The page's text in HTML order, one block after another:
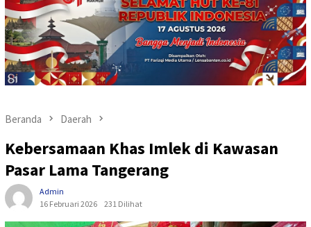
Beranda Daerah
Kebersamaan Khas Imlek di Kawasan
Pasar Lama Tangerang
Admin
16 Februari 2026
231 Dilihat